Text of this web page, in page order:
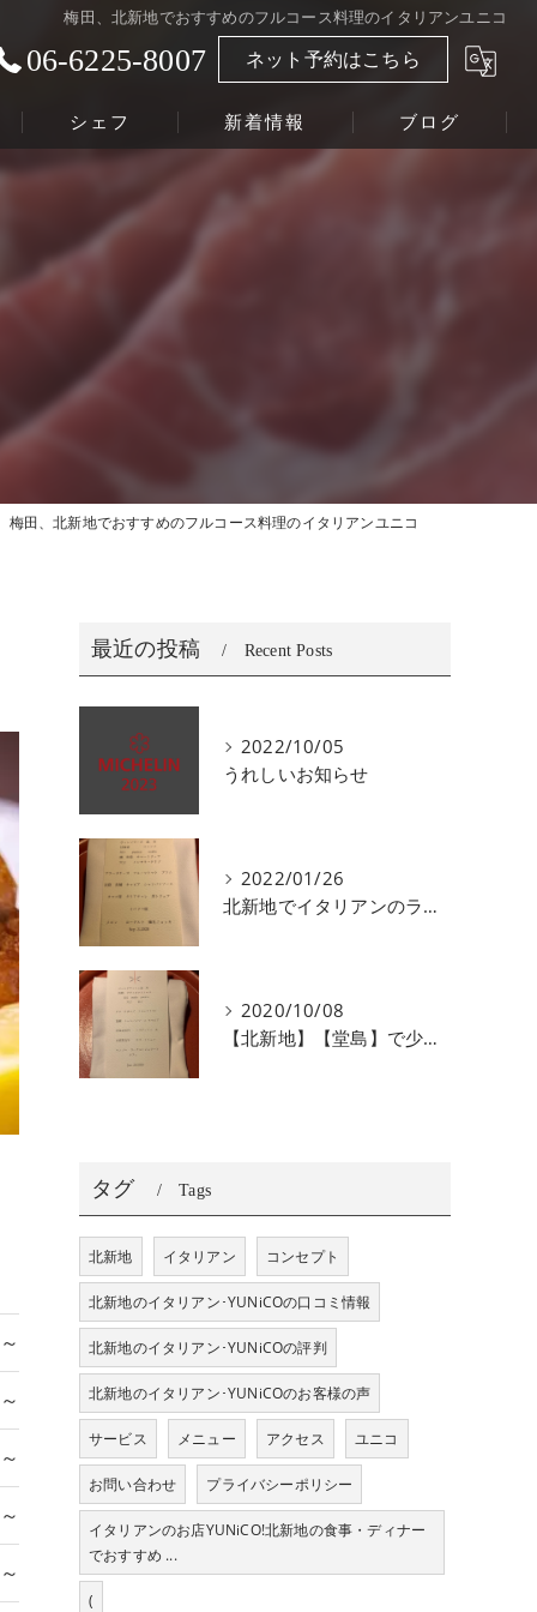
梅田、北新地でおすすめのフルコース料理のイタリアンユニコ
06-6225-8007 ネット予約はこちら
シェフ 新着情報 ブログ
梅田、北新地でおすすめのフルコース料理のイタリアンユニコ
最近の投稿 Recent Posts
2022/10/05
うれしいお知らせ
2022/01/26
北新地でイタリアンのランチ、ディナーがおすすめユニコ
2020/10/08
【北新地】【堂島】で少人数で会食にオススメなイタリアン
タグ Tags
北新地 イタリアン コンセプト
北新地のイタリアン･YUNiCOの口コミ情報
北新地のイタリアン･YUNiCOの評判
北新地のイタリアン･YUNiCOのお客様の声
サービス メニュー アクセス ユニコ
お問い合わせ プライバシーポリシー
イタリアンのお店YUNiCO!北新地の食事・ディナー
でおすすめ ...
(